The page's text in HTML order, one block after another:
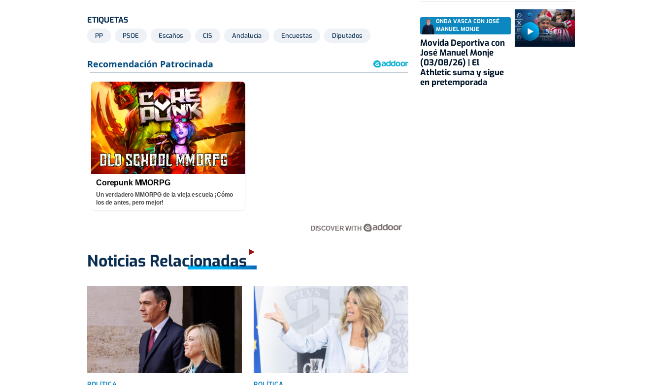
ETIQUETAS
PP PSOE Escaños CIS Andalucía Encuestas Diputados
Corepunk MMORPG
Un verdadero MMORPG de la vieja escuela ¡Cómo
los de antes, pero mejor!
DISCOVER WITH
Noticias Relacionadas
53:04
ONDA VASCA CON JOSÉ
MANUEL MONJE
Movida Deportiva con
José Manuel Monje
(03/08/26) | El
Athletic suma y sigue
en pretemporada